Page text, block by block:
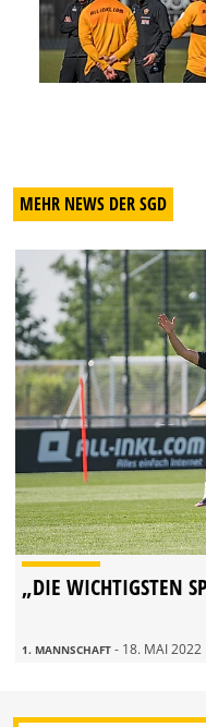
MEHR NEWS DER SGD
„DIE WICHTIGSTEN
1. MANNSCHAFT - 18. MAI 2022